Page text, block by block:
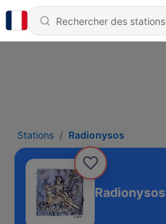
Stations Radionysos
Radionysos